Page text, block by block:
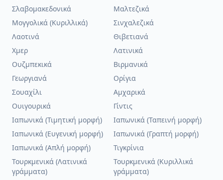
Σλαβομακεδονικά
Μαλτεζικά
Μογγολικά (Κυριλλικά)
Σινχαλεζικά
Λαοτινά
Θιβετιανά
Χμερ
Λατινικά
Ουζμπεκικά
Βιρμανικά
Γεωργιανά
Ορίγια
Σουαχίλι
Αμχαρικά
Ουιγουρικά
Γίντις
Ιαπωνικά (Τιμητική μορφή)
Ιαπωνικά (Ταπεινή μορφή)
Ιαπωνικά (Ευγενική μορφή)
Ιαπωνικά (Γραπτή μορφή)
Ιαπωνικά (Απλή μορφή)
Τιγκρίνια
Τουρκμενικά (Λατινικά
γράμματα)
Τουρκμενικά (Κυριλλικά
γράμματα)